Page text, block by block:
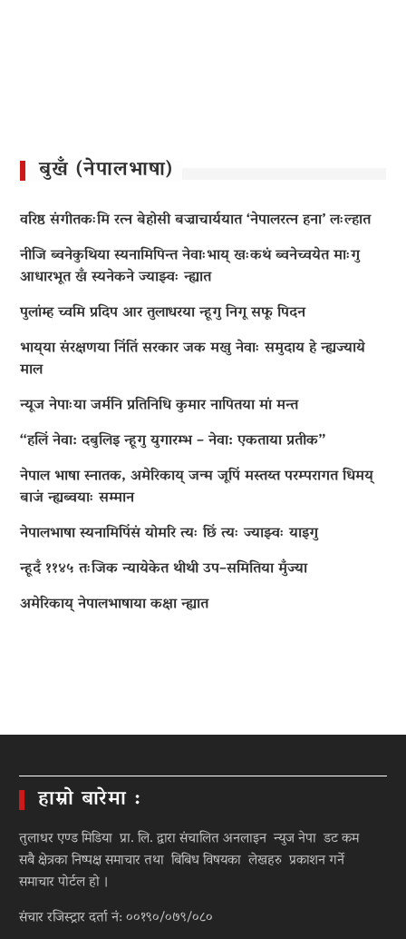
बुखँ (नेपालभाषा)
वरिष्ठ संगीतकःमि रत्न बेहोसी बज्राचार्ययात ‘नेपालरत्न हना’ लःल्हात
नीजि ब्वनेकुथिया स्यनामिपिन्त नेवाःभाय् खःकथं ब्वनेच्वयेत माःगु
आधारभूत खँ स्यनेकने ज्याझ्वः न्ह्यात
पुलांम्ह च्वमि प्रदिप आर तुलाधरया न्हूगु निगू सफू पिदन
भाय्‌या संरक्षणया निंतिं सरकार जक मखु नेवाः समुदाय हे न्ह्यज्याये
माल
न्यूज नेपाःया जर्मनि प्रतिनिधि कुमार नापितया मां मन्त
“हलिं नेवा: दबुलिइ न्हूगु युगारम्भ – नेवा: एकताया प्रतीक”
नेपाल भाषा स्नातक, अमेरिकाय् जन्म जूपिं मस्तय्त परम्परागत धिमय्
बाजं न्ह्यब्वयाः सम्मान
नेपालभाषा स्यनामिपिंसं योमरि त्यः छिं त्यः ज्याझ्वः याइगु
न्हूदँ ११४५ तःजिक न्यायेकेत थीथी उप–समितिया मुँज्या
अमेरिकाय् नेपालभाषाया कक्षा न्ह्यात
हाम्रो बारेमा :
तुलाधर एण्ड मिडिया प्रा. लि. द्वारा संचालित अनलाइन न्युज नेपा डट कम
सबै क्षेत्रका निष्पक्ष समाचार तथा बिबिध विषयका लेखहरु प्रकाशन गर्ने
समाचार पोर्टल हो ।
संचार रजिस्ट्रार दर्ता नं: ००१९०/०७९/०८०